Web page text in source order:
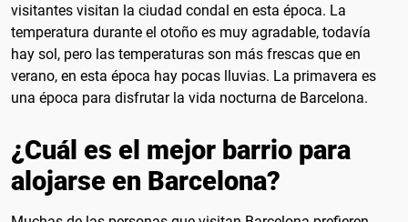
visitantes visitan la ciudad condal en esta época. La
temperatura durante el otoño es muy agradable, todavía
hay sol, pero las temperaturas son más frescas que en
verano, en esta época hay pocas lluvias. La primavera es
una época para disfrutar la vida nocturna de Barcelona.
¿Cuál es el mejor barrio para
alojarse en Barcelona?